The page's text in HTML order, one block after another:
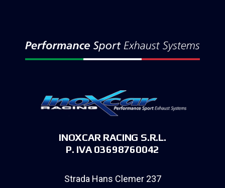
INOXCAR RACING S.R.L.
P. IVA 03698760042
Strada Hans Clemer 237